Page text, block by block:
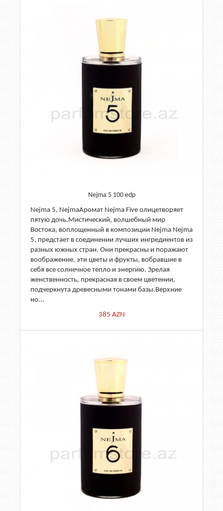
Nejma 5 100 edp
Nejma 5, NejmaАромат Nejma Five олицетворяет
пятую дочь.Мистический, волшебный мир
Востока, воплощенный в композиции Nejma Nejma
5, предстает в соединении лучших ингредиентов из
разных южных стран. Они прекрасны и поражают
воображение, эти цветы и фрукты, вобравшие в
себя все солнечное тепло и энергию. Зрелая
женственность, прекрасная в своем цветении,
подчеркнута древесными тонами базы.Верхние
но...
385 AZN